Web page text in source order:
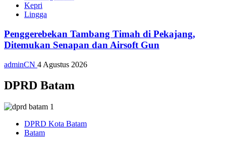
Kepri
Lingga
Penggerebekan Tambang Timah di Pekajang,
Ditemukan Senapan dan Airsoft Gun
adminCN 4 Agustus 2026
DPRD Batam
DPRD Kota Batam
Batam